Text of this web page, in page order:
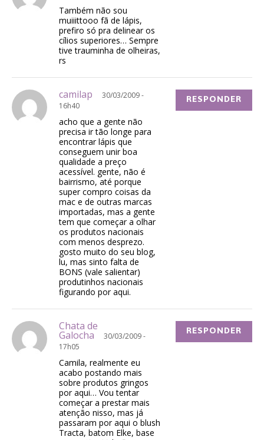
Também não sou
muiiittooo fã de lápis,
prefiro só pra delinear os
cílios superiores… Sempre
tive trauminha de olheiras,
rs
camilap
30/03/2009 -
16h40
acho que a gente não
precisa ir tão longe para
encontrar lápis que
conseguem unir boa
qualidade a preço
acessível. gente, não é
bairrismo, até porque
super compro coisas da
mac e de outras marcas
importadas, mas a gente
tem que começar a olhar
os produtos nacionais
com menos desprezo.
gosto muito do seu blog,
lu, mas sinto falta de
BONS (vale salientar)
produtinhos nacionais
figurando por aqui.
RESPONDER
Chata de
Galocha
30/03/2009 -
17h05
Camila, realmente eu
acabo postando mais
sobre produtos gringos
por aqui… Vou tentar
começar a prestar mais
atenção nisso, mas já
passaram por aqui o blush
Tracta, batom Elke, base
RESPONDER